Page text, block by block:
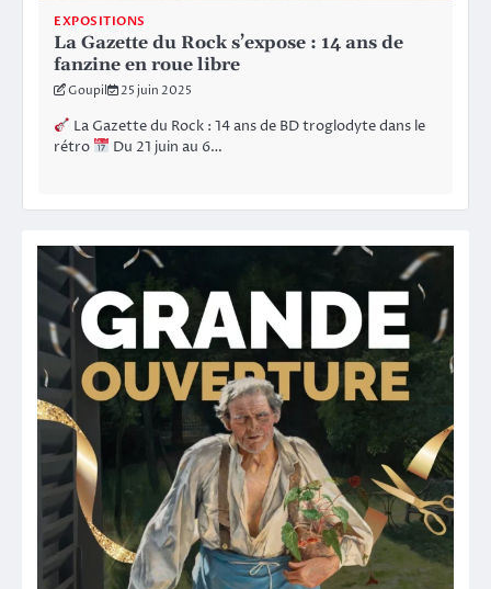
EXPOSITIONS
La Gazette du Rock s’expose : 14 ans de
fanzine en roue libre
Goupil 25 juin 2025
La Gazette du Rock : 14 ans de BD troglodyte dans le
rétro
Du 21 juin au 6…